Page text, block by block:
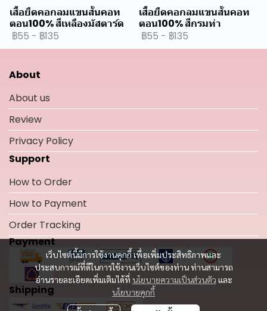
เสื้อยืดคอกลมแขนสั้นคอท
ตอน100% สีเหลืองมัสตาร์ด
฿55 - ฿135
เสื้อยืดคอกลมแขนสั้นคอท
ตอน100% สีกรมท่า
฿55 - ฿135
เว็บไซต์นี้มีการใช้งานคุกกี้ เพื่อเพิ่มประสิทธิภาพและ
ประสบการณ์ที่ดีในการใช้งานเว็บไซต์ของท่าน ท่านสามารถ
อ่านรายละเอียดเพิ่มเติมได้ที่ นโยบายความเป็นส่วนตัว และ
นโยบายคุกกี้
About
About us
Review
Privacy Policy
Support
How to Order
How to Payment
Order Tracking
Payment
Shipping